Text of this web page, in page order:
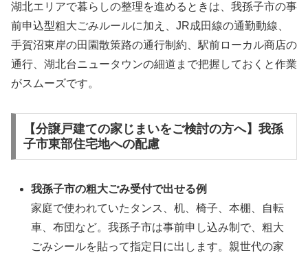
湖北エリアで暮らしの整理を進めるときは、我孫子市の事
前申込型粗大ごみルールに加え、JR成田線の通勤動線、
手賀沼東岸の田園散策路の通行制約、駅前ローカル商店の
通行、湖北台ニュータウンの細道まで把握しておくと作業
がスムーズです。
【分譲戸建ての家じまいをご検討の方へ】我孫
子市東部住宅地への配慮
我孫子市の粗大ごみ受付で出せる例
家庭で使われていたタンス、机、椅子、本棚、自転
車、布団など。我孫子市は事前申し込み制で、粗大
ごみシールを貼って指定日に出します。親世代の家